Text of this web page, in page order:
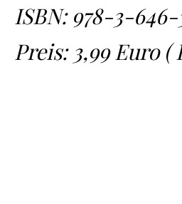
ISBN: 978-3-
Preis: 3,99 Euro (